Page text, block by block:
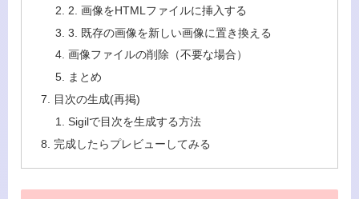
2. 画像をHTMLファイルに挿入する
3. 既存の画像を新しい画像に置き換える
画像ファイルの削除（不要な場合）
まとめ
目次の生成(再掲)
Sigilで目次を生成する方法
完成したらプレビューしてみる